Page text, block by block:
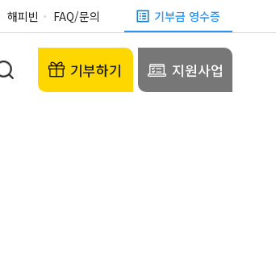
해피빈 FAQ/문의 기부금 영수증
기부하기 지원사업